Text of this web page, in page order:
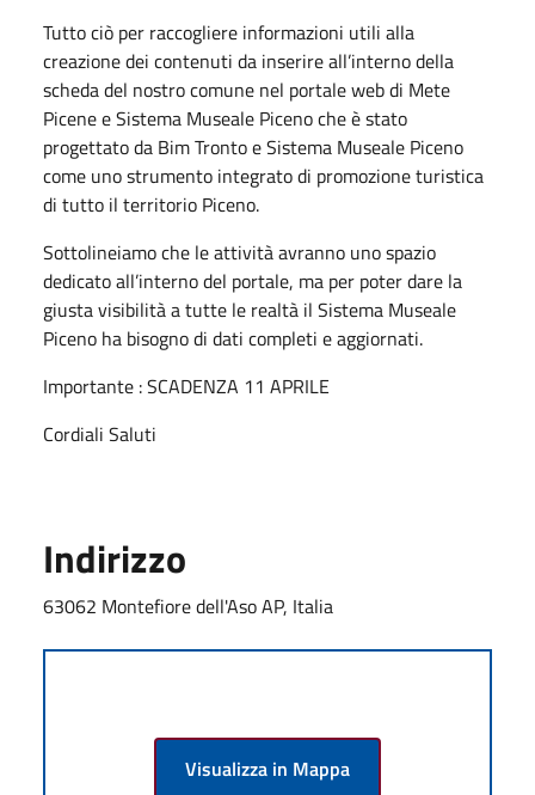
Tutto ciò per raccogliere informazioni utili alla
creazione dei contenuti da inserire all’interno della
scheda del nostro comune nel portale web di Mete
Picene e Sistema Museale Piceno che è stato
progettato da Bim Tronto e Sistema Museale Piceno
come uno strumento integrato di promozione turistica
di tutto il territorio Piceno.
Sottolineiamo che le attività avranno uno spazio
dedicato all’interno del portale, ma per poter dare la
giusta visibilità a tutte le realtà il Sistema Museale
Piceno ha bisogno di dati completi e aggiornati.
Importante : SCADENZA 11 APRILE
Cordiali Saluti
Indirizzo
63062 Montefiore dell'Aso AP, Italia
Visualizza in Mappa